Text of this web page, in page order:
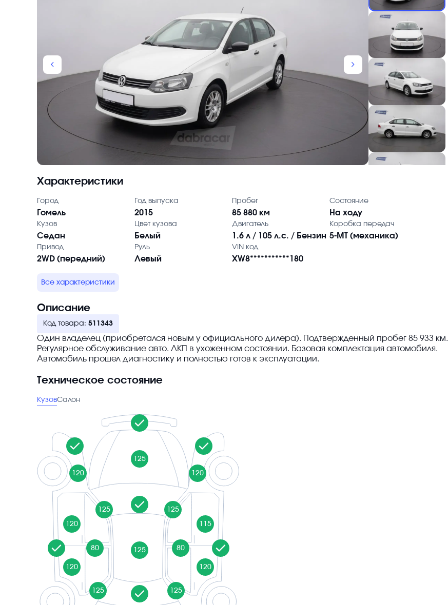
chevron_backward chevron_forward
Характеристики
Город
Гомель
Год выпуска
2015
Пробег
85 880 км
Состояние
На ходу
Кузов
Седан
Цвет кузова
Белый
Двигатель
1.6 л / 105 л.с. / Бензин
Коробка передач
5-MT (механика)
Привод
2WD (передний)
Руль
Левый
VIN код
XW8***********180
Все характеристики
Описание
Код товара: 511343
Один владелец (приобретался новым у официального дилера). Подтвержденный пробег 85 933 км.
Регулярное обслуживание авто. ЛКП в ухоженном состоянии. Базовая комплектация автомобиля.
Автомобиль прошел диагностику и полностью готов к эксплуатации.
Техническое состояние
КузовСалон
125
125
120
125
120
80
120
125
120
125
115
80
120
125